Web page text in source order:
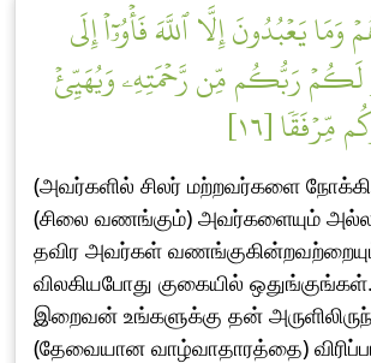
وَمَا يَعۡبُدُونَ إِلَّا ٱللَّهَ فَأۡوُۥٓاْ إِلَى
رَبُّكُم مِّن رَّحۡمَتِهِۦ وَيُهَيِّئۡ
[١٦]
(அவர்களில் சிலர் மற்றவர்களை நோக்கி
(சிலை வணங்கும்) அவர்களையும்
தவிர அவர்கள்
விலகியபோது குகையில்
இறைவன் உங்களுக்கு தன்
(தேவையான வாழ்வாதாரத்தை)